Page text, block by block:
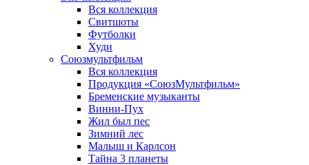
Вся коллекция
Свитшоты
Футболки
Худи
Союзмультфильм
Вся коллекция
Продукция «СоюзМультфильм»
Бременские музыканты
Винни-Пух
Жил был пес
Зимний лес
Малыш и Карлсон
Тайна 3 планеты